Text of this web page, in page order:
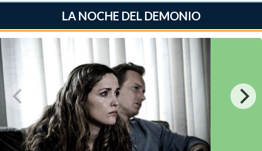
LA NOCHE DEL DEMONIO